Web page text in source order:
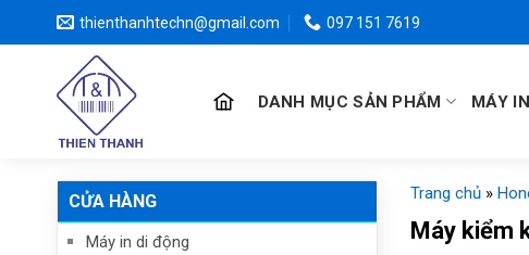
đến
thienthanhtechn@gmail.com 097 151 7619
DANH MỤC SẢN PHẨM MÁY
CỬA HÀNG
Máy in di động
Trang chủ »
Máy kiểm